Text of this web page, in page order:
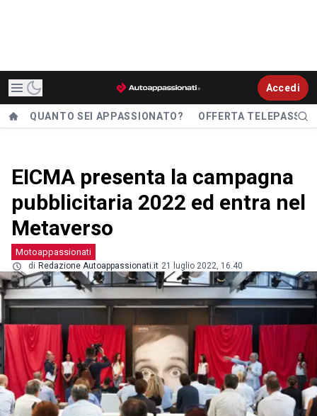
Accedi
QUANTO SEI APPASSIONATO? OFFERTA TELEPASS
EICMA presenta la campagna
pubblicitaria 2022 ed entra nel
Metaverso
Motoappassionati
di Redazione Autoappassionati.it 21 luglio 2022, 16.40